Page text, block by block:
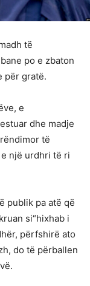
të
po e zbaton
për gratë.
e
dhe madje
të
një urdhri të ri
publik pa atë që
si“hixhab i
përfshirë ato
do të përballen